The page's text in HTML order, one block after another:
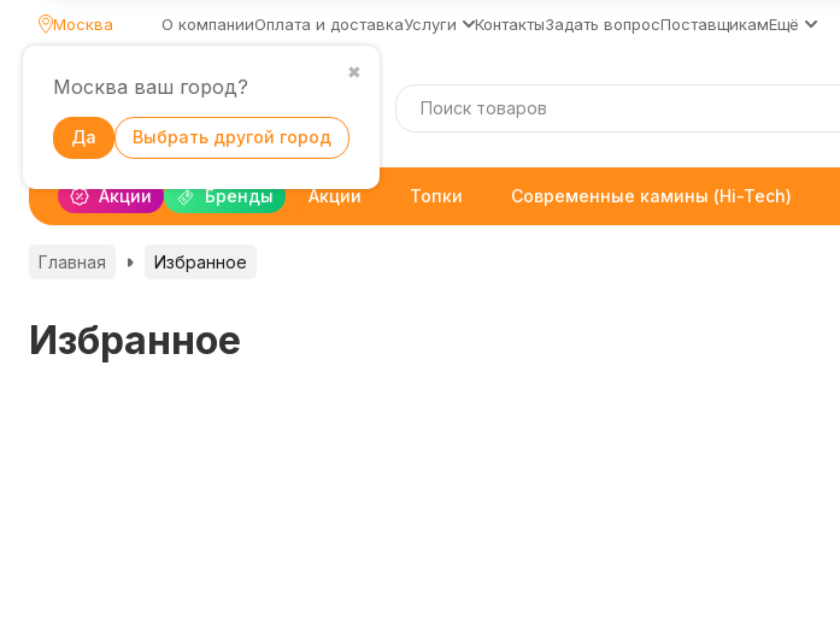
Москва
✖
Москва ваш город?
Да Выбрать другой город
О компанииОплата и доставкаУслуги КонтактыЗадать вопросПоставщикамЕщё
Акции Бренды Акции Топки Современные камины (Hi-Tech)
Главная Избранное
Избранное